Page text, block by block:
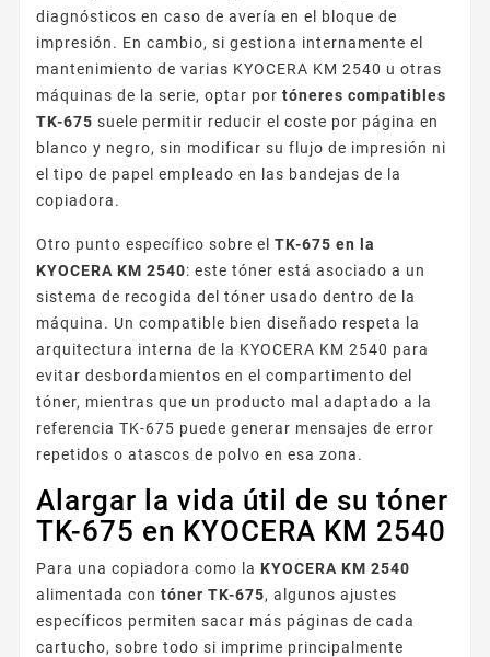
diagnósticos en caso de avería en el bloque de
impresión. En cambio, si gestiona internamente el
mantenimiento de varias KYOCERA KM 2540 u otras
máquinas de la serie, optar por tóneres compatibles
TK-675 suele permitir reducir el coste por página en
blanco y negro, sin modificar su flujo de impresión ni
el tipo de papel empleado en las bandejas de la
copiadora.
Otro punto específico sobre el TK-675 en la
KYOCERA KM 2540: este tóner está asociado a un
sistema de recogida del tóner usado dentro de la
máquina. Un compatible bien diseñado respeta la
arquitectura interna de la KYOCERA KM 2540 para
evitar desbordamientos en el compartimento del
tóner, mientras que un producto mal adaptado a la
referencia TK-675 puede generar mensajes de error
repetidos o atascos de polvo en esa zona.
Alargar la vida útil de su tóner
TK-675 en KYOCERA KM 2540
Para una copiadora como la KYOCERA KM 2540
alimentada con tóner TK-675, algunos ajustes
específicos permiten sacar más páginas de cada
cartucho, sobre todo si imprime principalmente